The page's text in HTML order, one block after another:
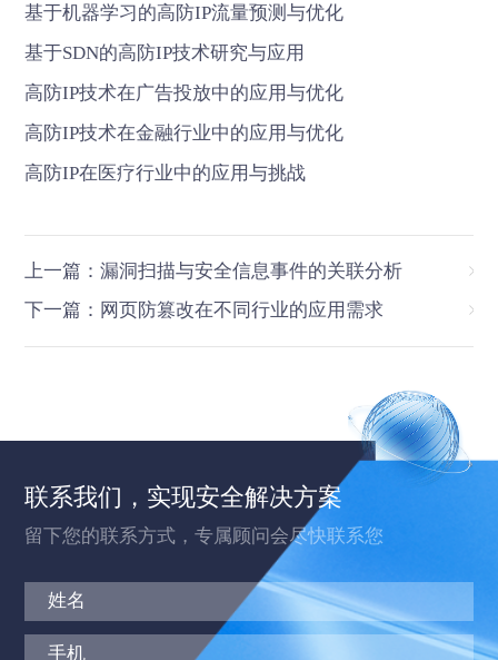
基于机器学习的高防IP流量预测与优化
基于SDN的高防IP技术研究与应用
高防IP技术在广告投放中的应用与优化
高防IP技术在金融行业中的应用与优化
高防IP在医疗行业中的应用与挑战
上一篇：漏洞扫描与安全信息事件的关联分析
下一篇：网页防篡改在不同行业的应用需求
联系我们，实现安全解决方案
留下您的联系方式，专属顾问会尽快联系您